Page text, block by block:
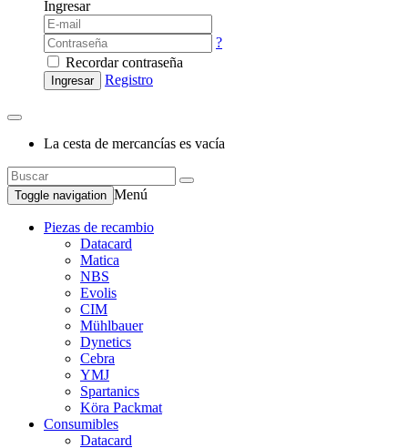
Ingresar
?
Recordar contraseña
Ingresar Registro
La cesta de mercancías es vacía
Toggle navigation Menú
Piezas de recambio
Datacard
Matica
NBS
Evolis
CIM
Mühlbauer
Dynetics
Cebra
YMJ
Spartanics
Köra Packmat
Consumibles
Datacard